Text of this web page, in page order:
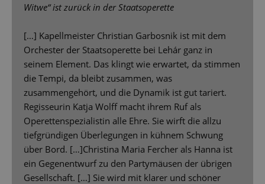
Witwe“ ist zurück in der Staatsoperette
[…] Kapellmeister Christian Garbosnik ist mit dem
Orchester der Staatsoperette bei Lehár ganz in
seinem Element. Das klingt wie erwartet, da stimmen
die Tempi, da bleibt zusammen, was
zusammengehört, und die Dynamik ist gut tariert.
Regisseurin Katja Wolff macht ihrem Ruf als
Operettenspezialistin alle Ehre. Sie wirft die allzu
tiefgründigen Überlegungen in kühnem Schwung
über Bord. […]Christina Maria Fercher als Hanna ist
ein Gegenentwurf zu den Partymäusen der übrigen
Gesellschaft. […] Sie wird mit klarer und schöner